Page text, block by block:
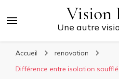
Vision
Une autre
Accueil
renovation
Différence entre isolation